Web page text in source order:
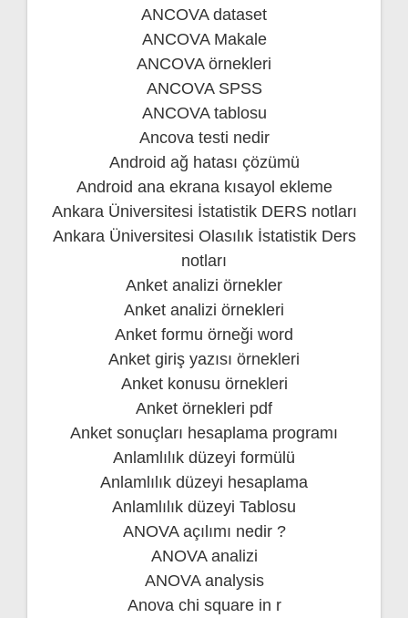
ANCOVA dataset
ANCOVA Makale
ANCOVA örnekleri
ANCOVA SPSS
ANCOVA tablosu
Ancova testi nedir
Android ağ hatası çözümü
Android ana ekrana kısayol ekleme
Ankara Üniversitesi İstatistik DERS notları
Ankara Üniversitesi Olasılık İstatistik Ders
notları
Anket analizi örnekler
Anket analizi örnekleri
Anket formu örneği word
Anket giriş yazısı örnekleri
Anket konusu örnekleri
Anket örnekleri pdf
Anket sonuçları hesaplama programı
Anlamlılık düzeyi formülü
Anlamlılık düzeyi hesaplama
Anlamlılık düzeyi Tablosu
ANOVA açılımı nedir ?
ANOVA analizi
ANOVA analysis
Anova chi square in r